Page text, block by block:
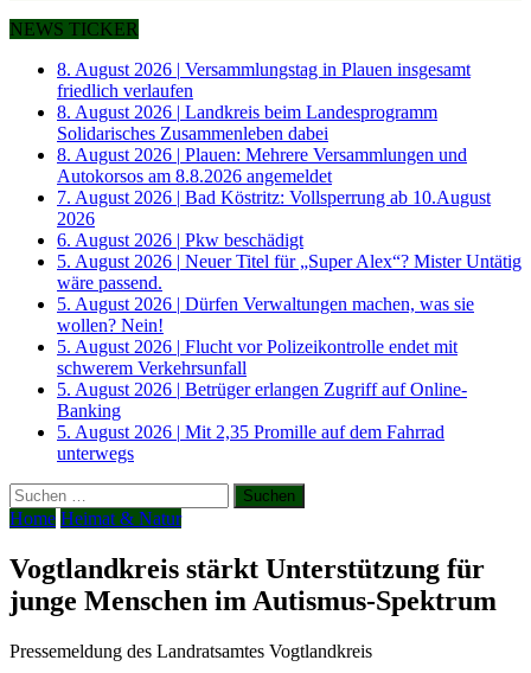
NEWS TICKER
8. August 2026 | Versammlungstag in Plauen insgesamt
friedlich verlaufen
8. August 2026 | Landkreis beim Landesprogramm
Solidarisches Zusammenleben dabei
8. August 2026 | Plauen: Mehrere Versammlungen und
Autokorsos am 8.8.2026 angemeldet
7. August 2026 | Bad Köstritz: Vollsperrung ab 10.August
2026
6. August 2026 | Pkw beschädigt
5. August 2026 | Neuer Titel für „Super Alex“? Mister Untätig
wäre passend.
5. August 2026 | Dürfen Verwaltungen machen, was sie
wollen? Nein!
5. August 2026 | Flucht vor Polizeikontrolle endet mit
schwerem Verkehrsunfall
5. August 2026 | Betrüger erlangen Zugriff auf Online-
Banking
5. August 2026 | Mit 2,35 Promille auf dem Fahrrad
unterwegs
Suchen
nach:
Home Heimat & Natur
Vogtlandkreis stärkt Unterstützung für
junge Menschen im Autismus-Spektrum
Pressemeldung des Landratsamtes Vogtlandkreis